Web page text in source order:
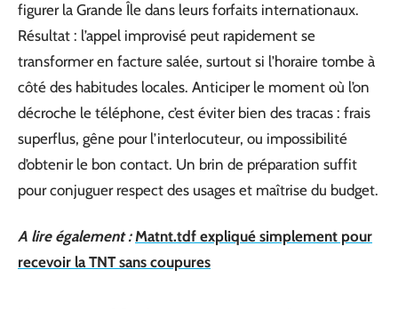
figurer la Grande Île dans leurs forfaits internationaux.
Résultat : l’appel improvisé peut rapidement se
transformer en facture salée, surtout si l’horaire tombe à
côté des habitudes locales. Anticiper le moment où l’on
décroche le téléphone, c’est éviter bien des tracas : frais
superflus, gêne pour l’interlocuteur, ou impossibilité
d’obtenir le bon contact. Un brin de préparation suffit
pour conjuguer respect des usages et maîtrise du budget.
A lire également : Matnt.tdf expliqué simplement pour
recevoir la TNT sans coupures